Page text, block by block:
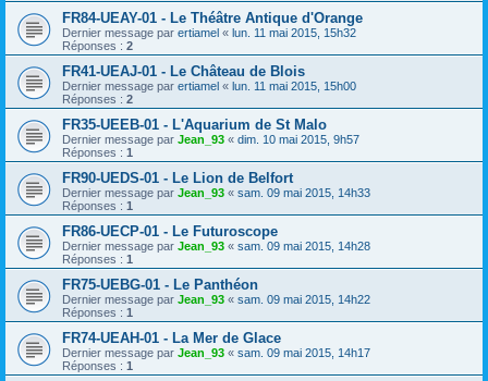
FR84-UEAY-01 - Le Théâtre Antique d'Orange
Dernier message par ertiamel « lun. 11 mai 2015, 15h32
Réponses : 2
FR41-UEAJ-01 - Le Château de Blois
Dernier message par ertiamel « lun. 11 mai 2015, 15h00
Réponses : 2
FR35-UEEB-01 - L'Aquarium de St Malo
Dernier message par Jean_93 « dim. 10 mai 2015, 9h57
Réponses : 1
FR90-UEDS-01 - Le Lion de Belfort
Dernier message par Jean_93 « sam. 09 mai 2015, 14h33
Réponses : 1
FR86-UECP-01 - Le Futuroscope
Dernier message par Jean_93 « sam. 09 mai 2015, 14h28
Réponses : 1
FR75-UEBG-01 - Le Panthéon
Dernier message par Jean_93 « sam. 09 mai 2015, 14h22
Réponses : 1
FR74-UEAH-01 - La Mer de Glace
Dernier message par Jean_93 « sam. 09 mai 2015, 14h17
Réponses : 1